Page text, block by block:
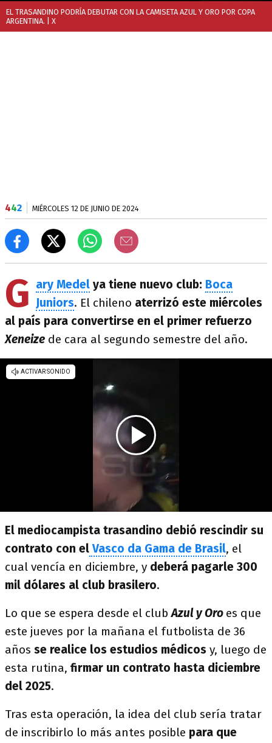
EL TRASANDINO PODRÍA DEBUTAR CON LA CAMISETA AZUL Y ORO POR COPA
ARGENTINA. | X
442 MIÉRCOLES 12 DE JUNIO DE 2024
G ary Medel ya tiene nuevo club: Boca
Juniors. El chileno aterrizó este miércoles
al país para convertirse en el primer refuerzo
Xeneize de cara al segundo semestre del año.
El mediocampista trasandino debió rescindir su
contrato con elVasco da Gama de Brasil, el
cual vencía en diciembre, y deberá pagarle 300
mil dólares al club brasilero.
Lo que se espera desde el clubAzul y Oro es que
este jueves por la mañana el futbolista de 36
años se realice los estudios médicos y, luego de
esta rutina, firmar un contrato hasta diciembre
del 2025.
Tras esta operación, la idea del club sería tratar
de inscribirlo lo más antes posible para que